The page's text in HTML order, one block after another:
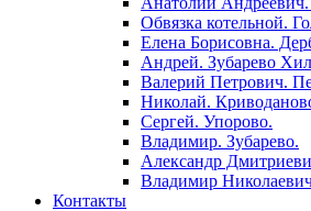
Обвязка котельной.
Елена Борисовна.
Андрей. Зубарево
Валерий Петрович.
Николай.
Сергей. Упорово.
Владимир. Зубарево.
Александр
Владимир
Контакты